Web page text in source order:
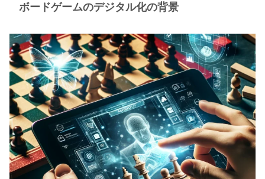
ボードゲームのデジタル化の背景